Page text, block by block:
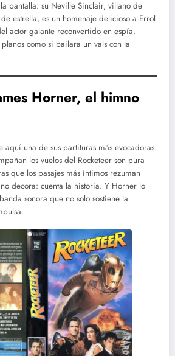
pantalla: su Neville Sinclair, villano de
estrella, es un homenaje delicioso a Errol
actor galante reconvertido en espía.
como si bailara un vals con la
Horner, el himno
aquí una de sus partituras más evocadoras.
los vuelos del Rocketeer son pura
que los pasajes más íntimos rezuman
decora: cuenta la historia. Y Horner lo
sonora que no solo sostiene la